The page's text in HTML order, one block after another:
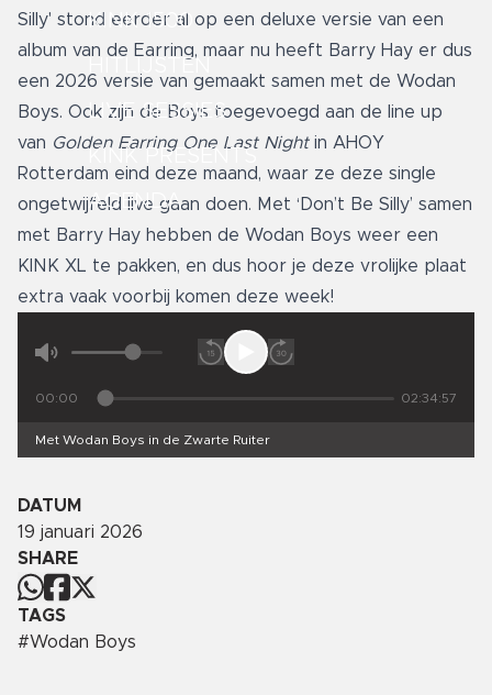
KINK 1500
HITLIJSTEN
LIVE SESSIES
KINK PRESENTS
AGENDA
Silly' stond eerder al op een deluxe versie van een
album van de Earring, maar nu heeft Barry Hay er dus
een 2026 versie van gemaakt samen met de Wodan
Boys. Ook zijn de Boys toegevoegd aan de line up
van Golden Earring One Last Nightin AHOY
Rotterdam eind deze maand, waar ze deze single
ongetwijfeld live gaan doen. Met ‘Don’t Be Silly’ samen
met Barry Hay hebben de Wodan Boys weer een
KINK XL te pakken, en dus hoor je deze vrolijke plaat
extra vaak voorbij komen deze week!
00:00 02:34:57
Met Wodan Boys in de Zwarte Ruiter
DATUM
19 januari 2026
SHARE
TAGS
#Wodan Boys